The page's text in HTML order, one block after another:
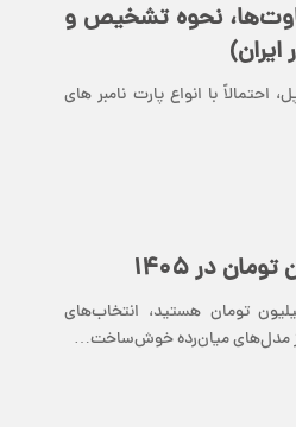
نحوه تشخیص و
با انواع پارت نامبر های
به‌دنبال بهترین گوشی تا 50 میلیون تومان هستید، انتخاب‌های
مدل‌های میان‌رده خوش‌ساخت…